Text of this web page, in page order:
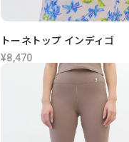
トーネトップ インディゴ
¥8,470